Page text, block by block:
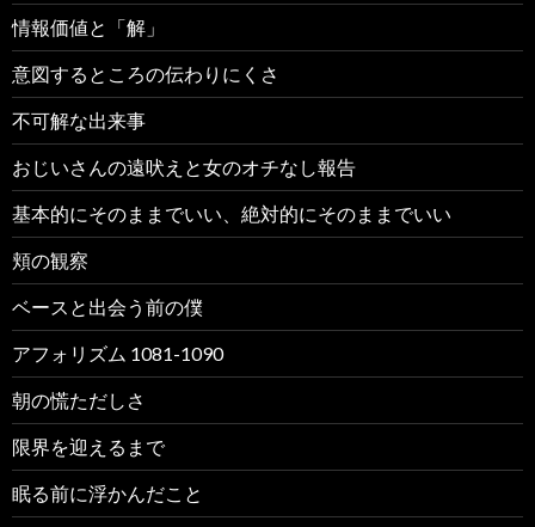
情報価値と「解」
意図するところの伝わりにくさ
不可解な出来事
おじいさんの遠吠えと女のオチなし報告
基本的にそのままでいい、絶対的にそのままでいい
頬の観察
ベースと出会う前の僕
アフォリズム 1081-1090
朝の慌ただしさ
限界を迎えるまで
眠る前に浮かんだこと